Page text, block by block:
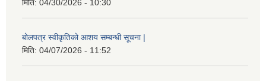
मिति: 04/30/2026 - 10:30
बोलपत्र स्वीकृतिको आशय सम्बन्धी सूचना |
मिति: 04/07/2026 - 11:52